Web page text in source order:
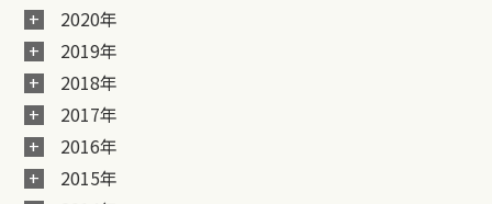
2020年
2019年
2018年
2017年
2016年
2015年